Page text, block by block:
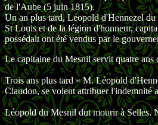
de l'Aube (5 juin 1815).
Un an plus tard, Léopold d'Hennezel du
St Louis et de la légion d'honneur,
possédait ont été vendus par le
Le capitaine du Mesnil servit quatre
Trois ans plus tard « M. Léopold
Claudon, se voient attribuer l'indemnité
Léopold du Mesnil dut mourir à Selles.